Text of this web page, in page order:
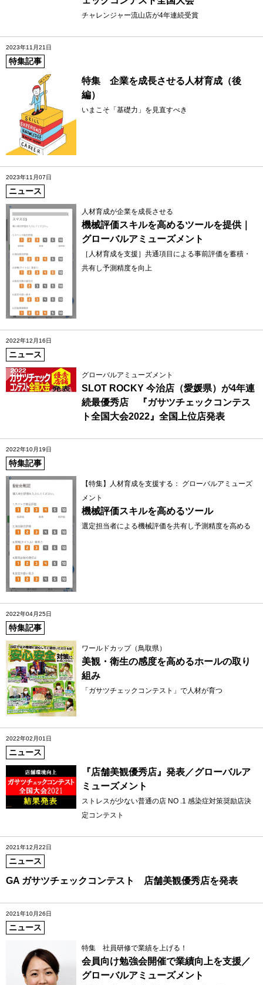
チャレンジャー流山店が4年連続受賞
2023年11月21日
特集記事
特集 企業を成長させる人材育成（後
編）
いまこそ「基礎力」を見直すべき
2023年11月07日
ニュース
人材育成が企業を成長させる
機械評価スキルを高めるツールを提供｜
グローバルアミューズメント
［人材育成を支援］共通項目による事前評価を蓄積・
共有し予測精度を向上
2022年12月16日
ニュース
グローバルアミューズメント
SLOT ROCKY 今治店（愛媛県）が4年連
続最優秀店 『ガサツチェックコンテス
ト全国大会2022』全国上位店発表
2022年10月19日
特集記事
【特集】人材育成を支援する： グローバルアミューズ
メント
機械評価スキルを高めるツール
選定担当者による機械評価を共有し予測精度を高める
2022年04月25日
特集記事
ワールドカップ（鳥取県）
美観・衛生の感度を高めるホールの取り
組み
「ガサツチェックコンテスト」で人材が育つ
2022年02月01日
ニュース
『店舗美観優秀店』発表／グローバルア
ミューズメント
ストレスが少ない普通の店 NO .1 感染症対策奨励店決
定コンテスト
2021年12月22日
ニュース
GA ガサツチェックコンテスト 店舗美観優秀店を発表
2021年10月26日
ニュース
特集 社員研修で業績を上げる！
会員向け勉強会開催で業績向上を支援／
グローバルアミューズメント